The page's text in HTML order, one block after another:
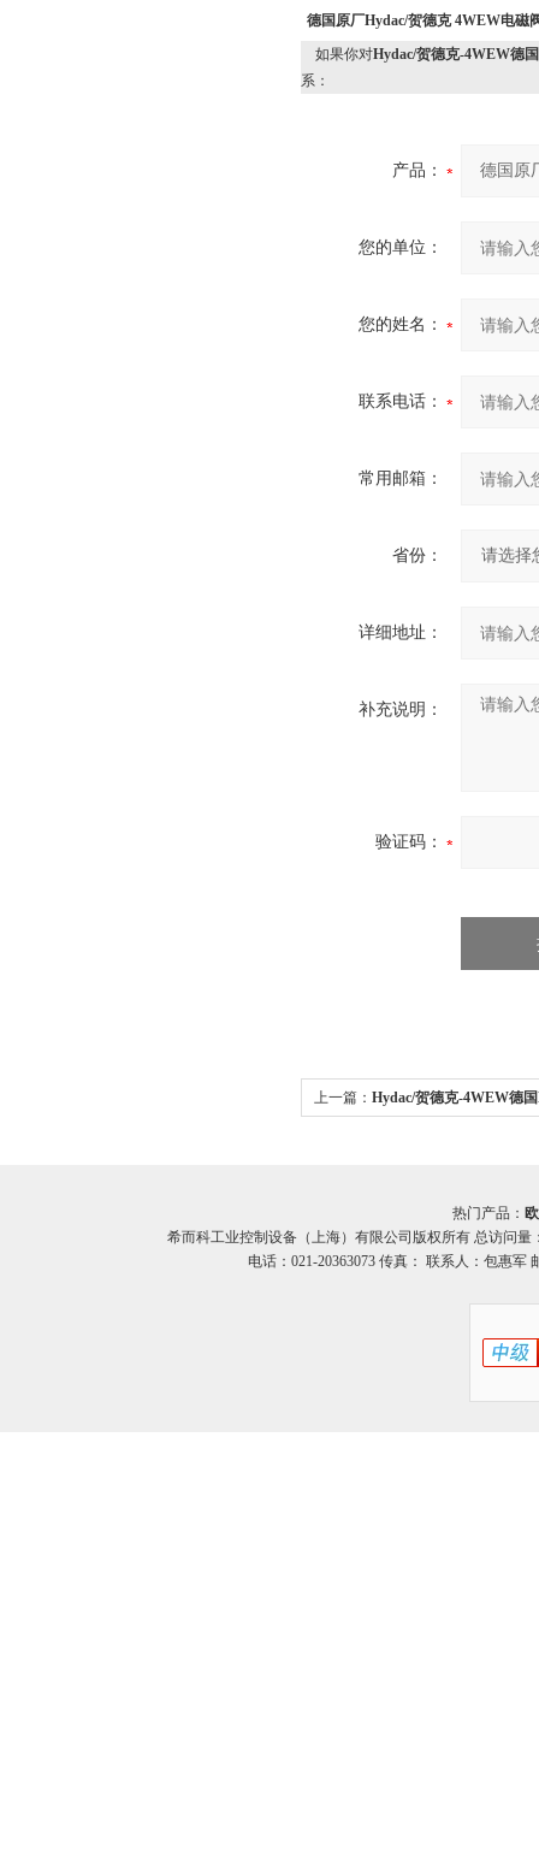
德国原厂Hydac/贺德克 4WEW电磁
如果你对Hydac/贺德克-4WEW德
系：
产品：
您的单位：
您的姓名：
联系电话：
常用邮箱：
省份：
详细地址：
补充说明：
验证码：
上一篇： Hydac/贺德克-4WEW德
热门产品：
希而科工业控制设备（上海）有限公司版权所有 总访问量
电话：021-20363073 传真： 联系人：包惠军